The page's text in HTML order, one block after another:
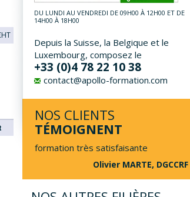
DU LUNDI AU VENDREDI DE 09H00 À 12H00 ET DE
14H00 À 18H00
Depuis la Suisse, la Belgique et le
Luxembourg, composez le
+33 (0)4 78 22 10 38
contact@apollo-formation.com
NOS CLIENTS
TÉMOIGNENT
formation très satisfaisante
Olivier MARTE, DGCCRF